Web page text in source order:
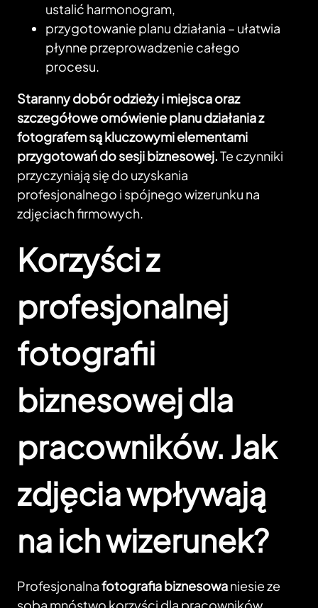
ustalić harmonogram,
przygotowanie planu działania – ułatwia
płynne przeprowadzenie całego
procesu.
Staranny dobór odzieży i miejsca oraz
szczegółowe omówienie planu działania z
fotografem są kluczowymi elementami
przygotowań do sesji biznesowej.Te czynniki
przyczyniają się do uzyskania
profesjonalnego i spójnego wizerunku na
zdjęciach firmowych.
Korzyści z
profesjonalnej
fotografii
biznesowej dla
pracowników. Jak
zdjęcia wpływają
na ich wizerunek?
Profesjonalnafotografia biznesowaniesie ze